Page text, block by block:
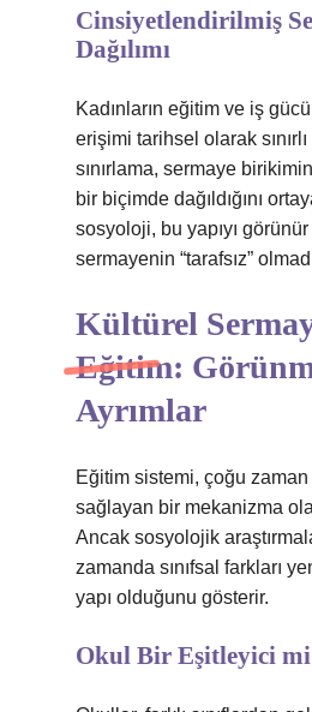
Cinsiyetlendirilmiş
Dağılımı
Kadınların eğitim ve iş
erişimi tarihsel olarak
sınırlama, sermaye
bir biçimde dağıldığını
sosyoloji, bu yapıyı görünür
sermayenin “tarafsız”
Kültürel
Eğitim:
Ayrımlar
Eğitim sistemi, çoğu zaman
sağlayan bir mekanizma
Ancak sosyolojik
zamanda sınıfsal farkları
yapı olduğunu gösterir.
Okul Bir Eşitleyici